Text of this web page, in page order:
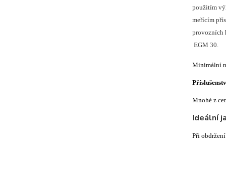
použitím
meřícím
provozních
EGM 30.
Minimální
Mnohé z
Ideální
Při